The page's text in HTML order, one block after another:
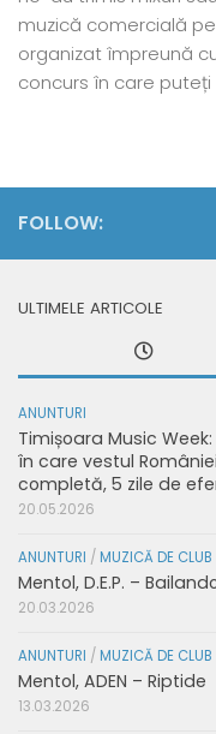
muzică comercială
organizat împreună
concurs în care
FOLLOW:
ULTIMELE ARTICOLE
ANUNTURI
Timișoara Music
în care vestul
completă, 5 zile de
20.05.2026
ANUNTURI / MUZICĂ DE CLUB
Mentol, D.E.P. –
20.03.2026
ANUNTURI / MUZICĂ DE CLUB
Mentol, ADEN – Riptide
13.03.2026